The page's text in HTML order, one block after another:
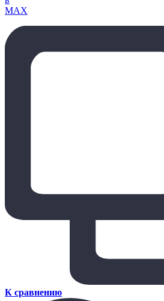
К сравнению